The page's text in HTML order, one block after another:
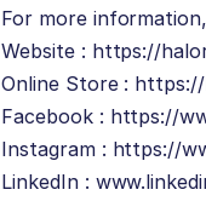
For more
Website : https://
Online Store :
Facebook : https://
Instagram : https://
LinkedIn :